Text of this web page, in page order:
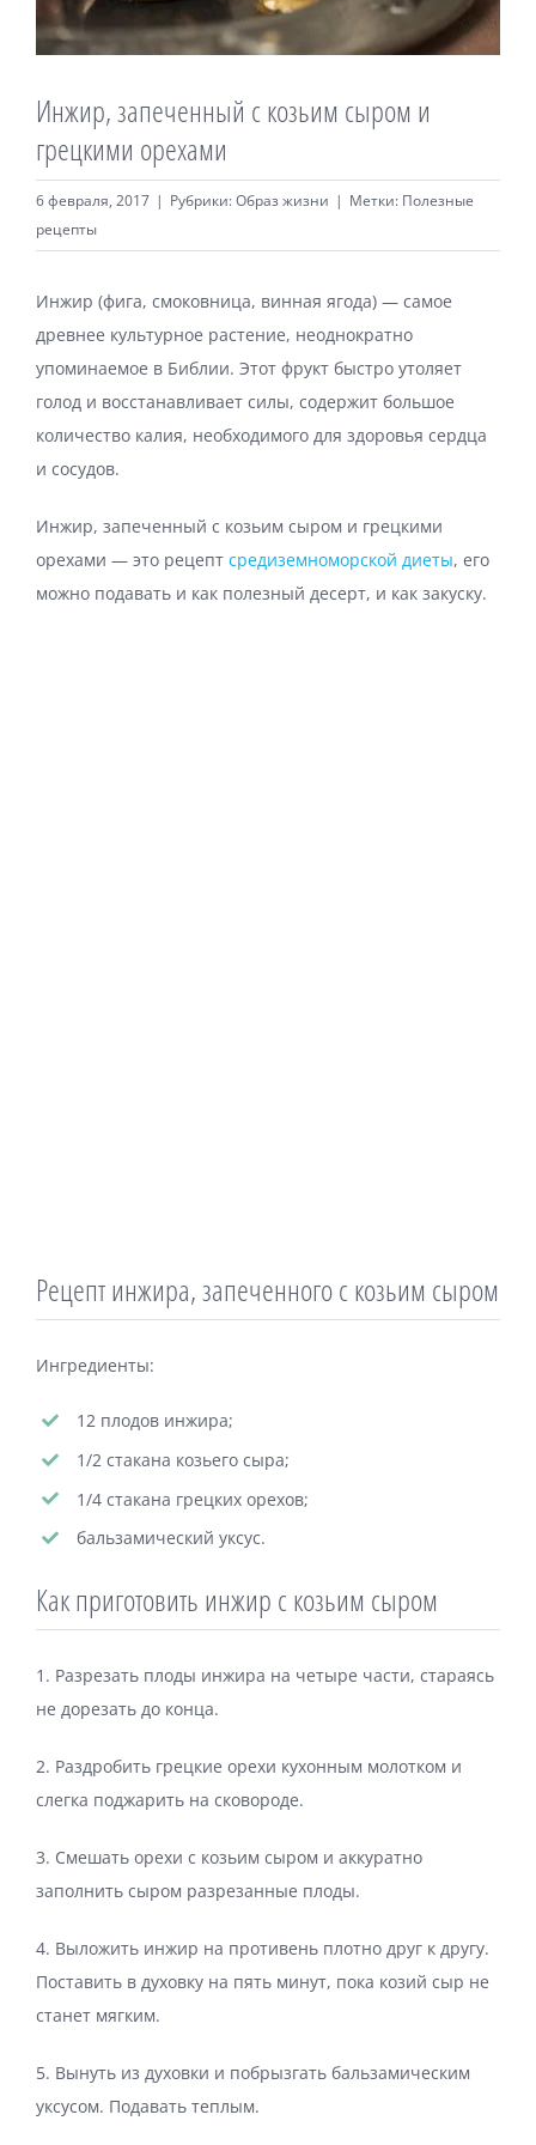
Велнес продукты
Магазин
Инжир, запеченный с козьим сыром и
грецкими орехами
6 февраля, 2017 | Рубрики:Образ жизни | Метки: Полезные
рецепты
Инжир (фига, смоковница, винная ягода) — самое
древнее культурное растение, неоднократно
упоминаемое в Библии. Этот фрукт быстро утоляет
голод и восстанавливает силы, содержит большое
количество калия, необходимого для здоровья сердца
и сосудов.
Инжир, запеченный с козьим сыром и грецкими
орехами — это рецепт средиземноморской диеты, его
можно подавать и как полезный десерт, и как закуску.
Рецепт инжира, запеченного с козьим сыром
Ингредиенты:
12 плодов инжира;
1/2 стакана козьего сыра;
1/4 стакана грецких орехов;
бальзамический уксус.
Как приготовить инжир с козьим сыром
1. Разрезать плоды инжира на четыре части, стараясь
не дорезать до конца.
2. Раздробить грецкие орехи кухонным молотком и
слегка поджарить на сковороде.
3. Смешать орехи с козьим сыром и аккуратно
заполнить сыром разрезанные плоды.
4. Выложить инжир на противень плотно друг к другу.
Поставить в духовку на пять минут, пока козий сыр не
станет мягким.
5. Вынуть из духовки и побрызгать бальзамическим
уксусом. Подавать теплым.